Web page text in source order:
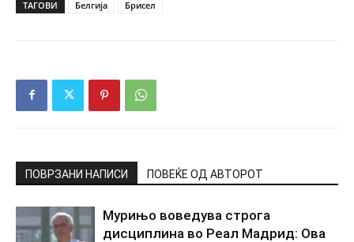
ТАГОВИ Белгија Брисел
ПОВРЗАНИ НАПИСИ ПОВЕЌЕ ОД АВТОРОТ
Мурињо воведува строга
дисциплина во Реал Мадрид: Ова